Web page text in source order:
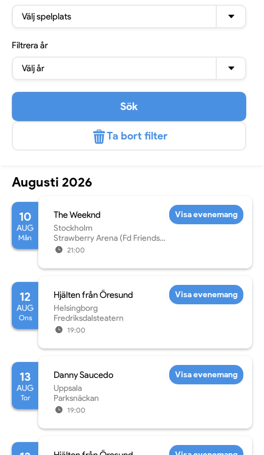
Välj spelplats
Filtrera år
Välj år
Sök
Ta bort filter
Augusti 2026
10
AUG
Mån
The Weeknd
Stockholm
Strawberry Arena (Fd Friends
Arena)
21:00
Visa evenemang
12
AUG
Ons
Hjälten från Öresund
Helsingborg
Fredriksdalsteatern
19:00
Visa evenemang
13
AUG
Tor
Danny Saucedo
Uppsala
Parksnäckan
19:00
Visa evenemang